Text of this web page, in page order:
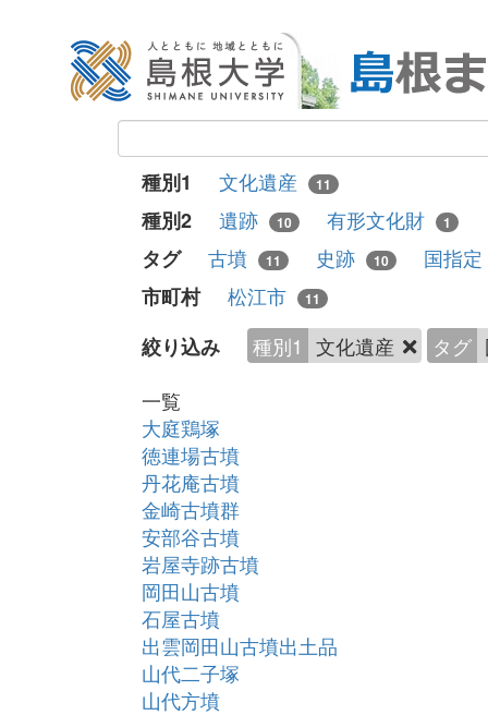
種別1 文化遺産 11
種別2 遺跡 10 有形文化財 1
タグ 古墳 11 史跡 10
国指定
市町村
松江市 11
絞り込み 種別1 文化遺産 タグ
一覧
大庭鶏塚
徳連場古墳
丹花庵古墳
金崎古墳群
安部谷古墳
岩屋寺跡古墳
岡田山古墳
石屋古墳
出雲岡田山古墳出土品
山代二子塚
山代方墳